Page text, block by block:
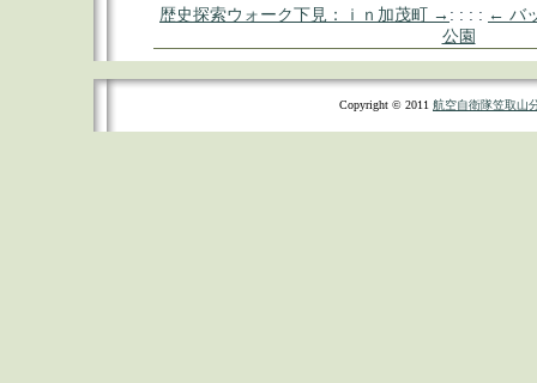
歴史探索ウォーク下見：ｉｎ加茂町 → : : : : ← バ
公園
Copyright © 2011 航空自衛隊笠取山